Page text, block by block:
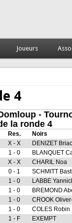
Joueurs
4
-
la ronde 4
Res. Noirs
X - X DENIZET Briac
1 - 0 BLANQUET
X - X CHARIL Noa
0 - 1 SCHMITT
1 - 0 LABBE
1 - 0 BREMOND
1 - 0 CROOK
1 - 0 COLES Robin
1 - F EXEMPT